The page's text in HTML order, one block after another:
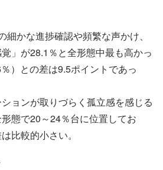
かな進捗確認や頻繁な声かけ、
」が28.1％と全形態中最も高かっ
）との差は9.5ポイントであっ
ションが取りづらく孤立感を感じる
態で20～24％台に位置してお
比較的小さい。